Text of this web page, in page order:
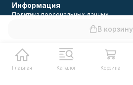
В корзину
Главная Каталог Корзина
Информация
Политика персональных данных